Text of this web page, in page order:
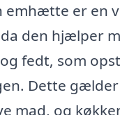
emhætte er en
den hjælper
fedt, som
Dette
mad, og